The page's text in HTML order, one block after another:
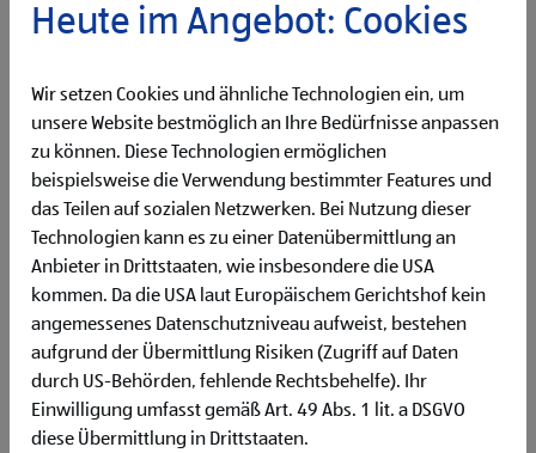
Verwaltungsgebäude und das Lager der Niederlassung zu
besichtigen. Es gab diverse Stationen, an denen die
bekamen und einen Blick hinter die Kulissen werfen
konnten. Außerdem wurde für ein abwechslungsreiches
Rahmenprogramm gesorgt. Zum Abschluss kamen die 640
Gäste bei einem gemütlichen Mittagssnack zusammen.
Heute im Angebot: Cookies
Wir setzen Cookies und ähnliche Technologien ein, um
unsere Website bestmöglich an Ihre Bedürfnisse anpassen
zu können. Diese Technologien ermöglichen
beispielsweise die Verwendung bestimmter Features und
das Teilen auf sozialen Netzwerken. Bei Nutzung dieser
Technologien kann es zu einer Datenübermittlung an
Anbieter in Drittstaaten, wie insbesondere die USA
kommen. Da die USA laut Europäischem Gerichtshof kein
angemessenes Datenschutzniveau aufweist, bestehen
aufgrund der Übermittlung Risiken (Zugriff auf Daten
durch US-Behörden, fehlende Rechtsbehelfe). Ihr
Einwilligung umfasst gemäß Art. 49 Abs. 1 lit. a DSGVO
diese Übermittlung in Drittstaaten.